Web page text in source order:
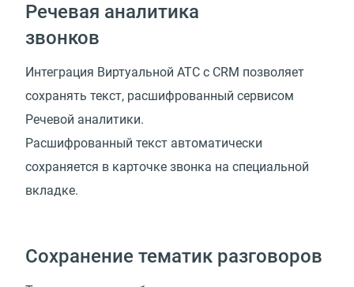
Речевая аналитика
звонков
Интеграция Виртуальной АТС с CRM позволяет
сохранять текст, расшифрованный сервисом
Речевой аналитики.
Расшифрованный текст автоматически
сохраняется в карточке звонка на специальной
вкладке.
Сохранение тематик разговоров